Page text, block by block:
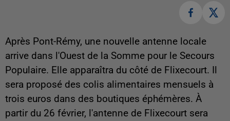
Après Pont-Rémy, une nouvelle antenne locale
arrive dans l'Ouest de la Somme pour le Secours
Populaire. Elle apparaîtra du côté de Flixecourt. Il
sera proposé des colis alimentaires mensuels à
trois euros dans des boutiques éphémères. À
partir du 26 février, l'antenne de Flixecourt sera